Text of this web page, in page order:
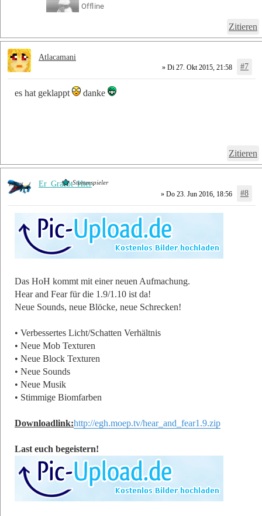
Zitieren
» Di 27. Okt 2015, 21:58 #7
es hat geklappt danke
Zitieren
Atlacamani
» Do 23. Jun 2016, 18:56 #8
Das HoH kommt mit einer neuen Aufmachung.
Hear and Fear für die 1.9/1.10 ist da!
Neue Sounds, neue Blöcke, neue Schrecken!
• Verbessertes Licht/Schatten Verhältnis
• Neue Mob Texturen
• Neue Block Texturen
• Neue Sounds
• Neue Musik
• Stimmige Biomfarben
Downloadlink:http://egh.moep.tv/hear_and_fear1.9.zip
Last euch begeistern!
Er_Graebt_Hier
Stammspieler